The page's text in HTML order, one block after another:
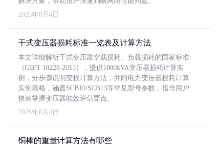
2026年8月4日
干式变压器损耗标准一览表及计算方法
本文详细解析干式变压器空载损耗、负载损耗的国家标准
（GB/T 10228-2015），提供1000kVA变压器损耗计算实
例，分步骤说明变损计算方法，并附电力变压器损耗计算
实例表格，涵盖SCB10/SCB13等常见型号参数，指导用户
快速掌握变压器能效评估要点。
2026年8月4日
铜棒的重量计算方法有哪些